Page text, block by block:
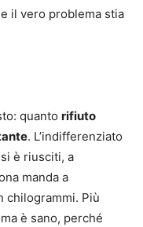
il vero problema stia
quanto rifiuto
. L’indifferenziato
è riusciti, a
manda a
chilogrammi. Più
è sano, perché